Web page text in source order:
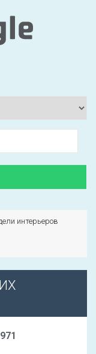
интерьеров
971